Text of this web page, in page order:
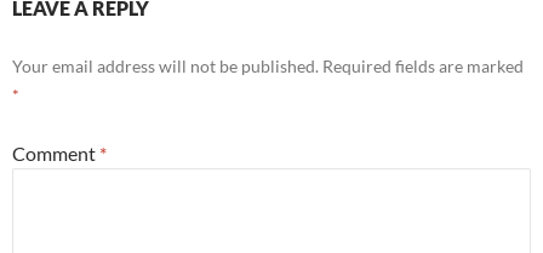
LEAVE A REPLY
Your email address will not be published. Required fields are marked
*
Comment *